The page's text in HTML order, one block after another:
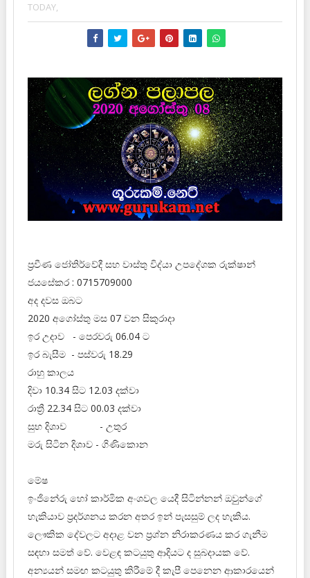
TODAY,
ප්‍රවීණ ජෝතිර්වේදී සහ වාස්තු විද්‍‍යා උපදේශක රුක්ෂාන්
ජයසේකර : 0715709000
අද දවස ඔබට
2020 අගෝස්තු මස 07 වන සිකුරාදා
ඉර උදාව - පෙරවරු 06.04 ට
ඉර බැසීම - පස්වරු 18.29
රාහු කාලය
දිවා 10.34 සිට 12.03 දක්වා
රාත්‍රී 22.34 සිට 00.03 දක්වා
සුභ දිශාව - උතුර
මරු සිටින දිශාව - ගිණිකොන
මේෂ
ඉංජිනේරු හෝ කාර්මික අංශවල යෙදී සිටින්නන් ඔවුුන්ගේ
හැකියාව ප්‍රදර්ශනය කරන අතර ඉන් පැසසුම් ලද හැකිය.
ලෞකික දේවලට අදාළ වන ප්‍රශ්න නිරාකරණය කර ගැනීම
සඳහා සමත් වේ. වෙළඳ කටයුතු ආදියට ද සුබදායක වේ.
අන්‍යයන් සමඟ කටයුතු කිරීමේ දී කැපී පෙනෙන ආකාරයෙන්